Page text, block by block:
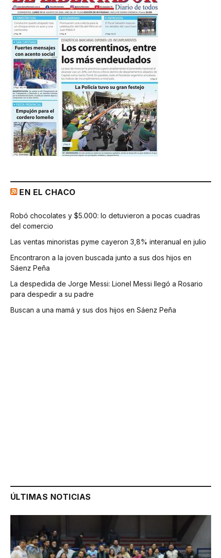
EN EL CHACO
Robó chocolates y $5.000: lo detuvieron a pocas cuadras
del comercio
Las ventas minoristas pyme cayeron 3,8% interanual en julio
Encontraron a la joven buscada junto a sus dos hijos en
Sáenz Peña
La despedida de Jorge Messi: Lionel Messi llegó a Rosario
para despedir a su padre
Buscan a una mamá y sus dos hijos en Sáenz Peña
ÚLTIMAS NOTICIAS